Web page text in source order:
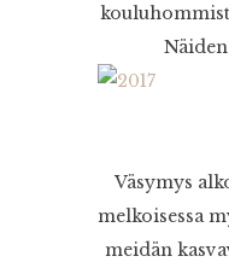
Väsymys
melkoisessa
meidän